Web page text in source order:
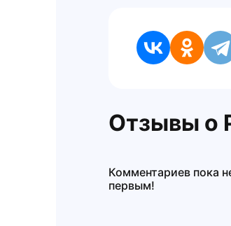
Отзывы о
Комментариев пока
первым!